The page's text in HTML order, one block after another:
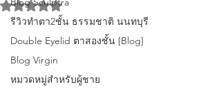
รีวิวทําตา2ชั้น ธรรมชาติ นนทบุรี
Double Eyelid ตาสองชั้น [Blog]
Blog Virgin
หมวดหมู่สำหรับผู้ชาย
ได้รับ NaN เต็ม 5 ดาว